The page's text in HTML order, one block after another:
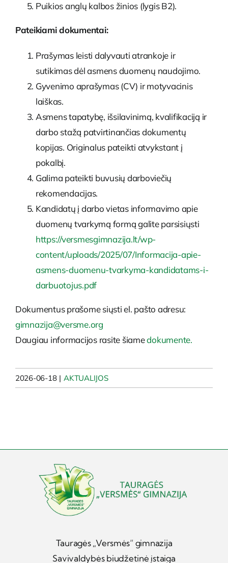
Puikios anglų kalbos žinios (lygis B2).
Pateikiami dokumentai:
Prašymas leisti dalyvauti atrankoje ir
sutikimas dėl asmens duomenų naudojimo.
Gyvenimo aprašymas (CV) ir motyvacinis
laiškas.
Asmens tapatybę, išsilavinimą, kvalifikaciją ir
darbo stažą patvirtinančias dokumentų
kopijas. Originalus pateikti atvykstant į
pokalbį.
Galima pateikti buvusių darboviečių
rekomendacijas.
Kandidatų į darbo vietas informavimo apie
duomenų tvarkymą formą galite parsisiųsti
https://versmesgimnazija.lt/wp-
content/uploads/2025/07/Informacija-apie-
asmens-duomenu-tvarkyma-kandidatams-i-
darbuotojus.pdf
Dokumentus prašome siųsti el. pašto adresu:
gimnazija@versme.org
Daugiau informacijos rasite šiamedokumente.
2026-06-18 | AKTUALIJOS
Tauragės „Versmės“ gimnazija
Savivaldybės biudžetinė įstaiga